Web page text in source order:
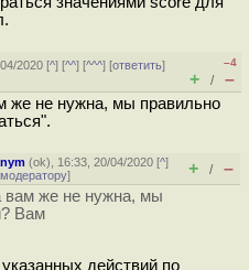
2020 [^] [^^] [^^^] [ответить]
–4
+ / –
же не нужна, мы правильно
(ok), 16:33, 20/04/2020 [^]
] + / –
вам же не нужна, мы
Вам
действий по